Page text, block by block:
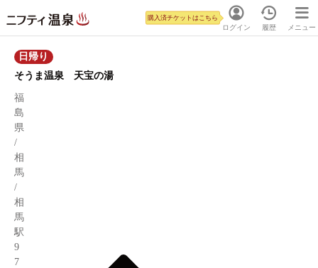
ログイン
購入済チケットはこちら
履歴 メニュー
日帰り
そうま温泉 天宝の湯
福
島
県
/
相
馬
/
相
馬
駅
9
7